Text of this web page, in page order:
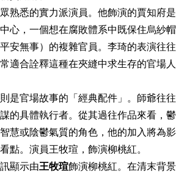
熟悉的實力派演員。他飾演的賈知府是
心，一個想在腐敗體系中既保住烏紗帽
安無事）的複雜官員。李琦的表演往往
適合詮釋這種在夾縫中求生存的官場人
則是官場故事的「經典配件」。師爺往往
的具體執行者。從其過往作品來看，鬱
慧或陰鬱氣質的角色，他的加入將為影
點。演員王牧瑄，飾演柳桃紅。
顯示由王牧瑄飾演柳桃紅。在清末背景